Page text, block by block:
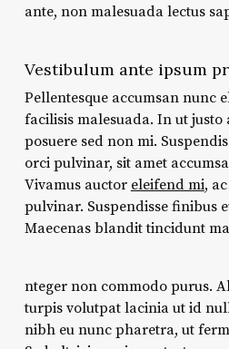
ante, non malesuada lectus
Vestibulum ante ipsum
Pellentesque accumsan nunc
facilisis malesuada. In ut
posuere sed non mi.
orci pulvinar, sit amet
Vivamus auctor eleifend mi,
pulvinar. Suspendisse finibus
Maecenas blandit tincidunt
nteger non commodo purus.
turpis volutpat lacinia ut id
nibh eu nunc pharetra, ut